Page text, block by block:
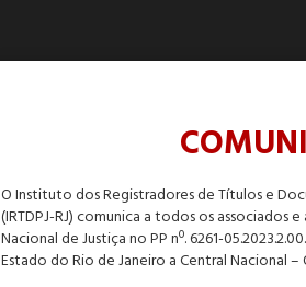
O Instituto dos Registradores de Títulos e
(IRTDPJ-RJ) comunica a todos os
Nacional de Justiça no PP nº. 6261-
Estado do Rio de Janeiro a Central Nacional –